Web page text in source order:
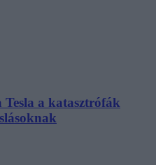
Tesla a katasztrófák